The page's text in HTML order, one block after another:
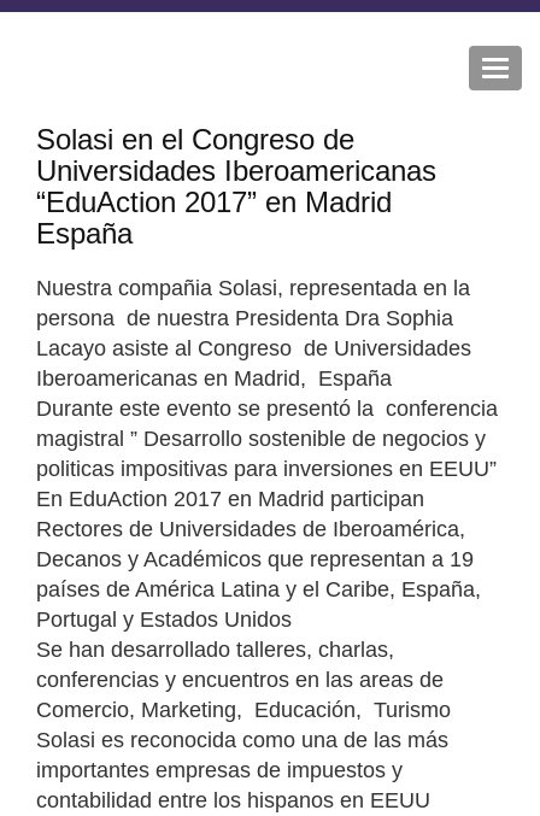
Solasi en el Congreso de
Universidades Iberoamericanas
“EduAction 2017” en Madrid
España
Nuestra compañia Solasi, representada en la
persona de nuestra Presidenta Dra Sophia
Lacayo asiste al Congreso de Universidades
Iberoamericanas en Madrid, España
Durante este evento se presentó la conferencia
magistral ” Desarrollo sostenible de negocios y
politicas impositivas para inversiones en EEUU”
En EduAction 2017 en Madrid participan
Rectores de Universidades de Iberoamérica,
Decanos y Académicos que representan a 19
países de América Latina y el Caribe, España,
Portugal y Estados Unidos
Se han desarrollado talleres, charlas,
conferencias y encuentros en las areas de
Comercio, Marketing, Educación, Turismo
Solasi es reconocida como una de las más
importantes empresas de impuestos y
contabilidad entre los hispanos en EEUU